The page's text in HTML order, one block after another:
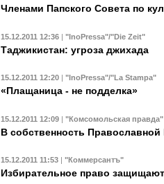
Членами Папского Совета по
15.12.2011 12:36 | "InoPressa"/"Die Zeit"
Таджикистан: угроза джихада
15.12.2011 12:20 | "InoPressa"/"La Stampa"
«Плащаница - не подделка»
15.12.2011 12:09 | "Комсомольская правда"
В собственность
15.12.2011 11:53 "Коммерсантъ"
Избирательное право